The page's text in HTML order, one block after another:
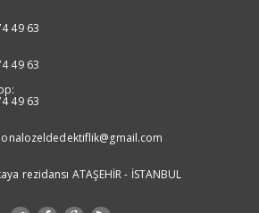
49 63
49 63
49 63
rezidansı ATAŞEHİR - İSTANBUL